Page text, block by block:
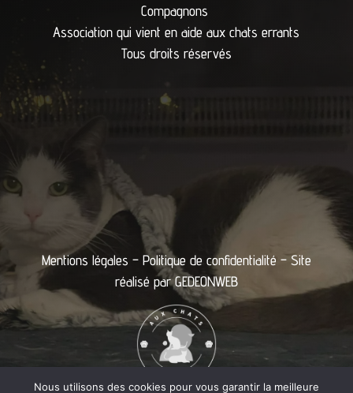
Compagnons
Association qui vient en aide aux chats errants
Tous droits réservés
Mentions légales – Politique de confidentialité – Site
réalisé parGEDEONWEB
Nous utilisons des cookies pour vous garantir la meilleure